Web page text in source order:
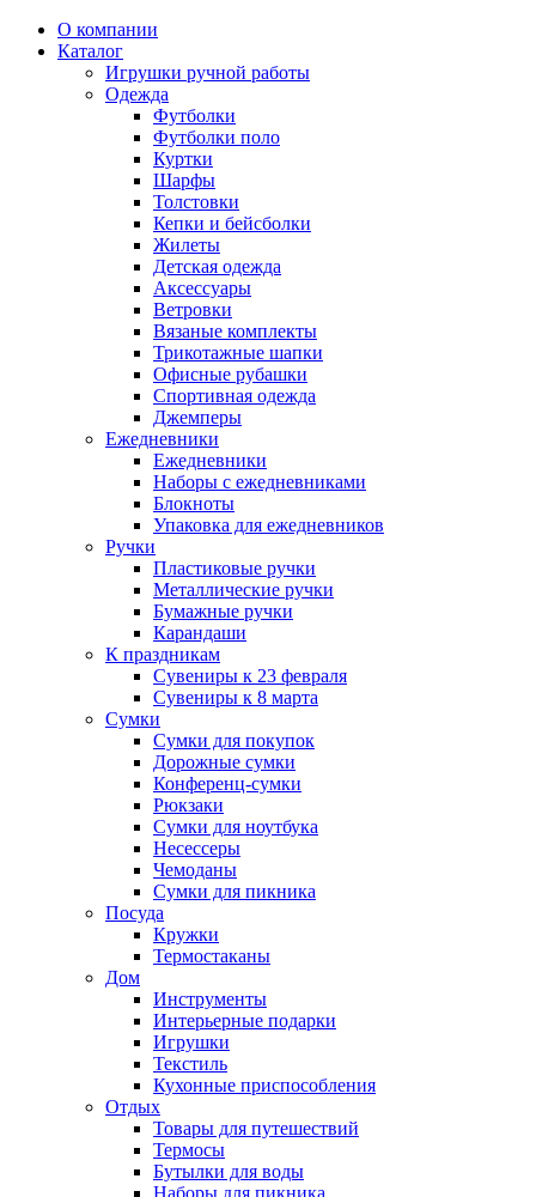
О компании
Каталог
Игрушки ручной работы
Одежда
Футболки
Футболки поло
Куртки
Шарфы
Толстовки
Кепки и бейсболки
Жилеты
Детская одежда
Аксессуары
Ветровки
Вязаные комплекты
Трикотажные шапки
Офисные рубашки
Спортивная одежда
Джемперы
Ежедневники
Ежедневники
Наборы с ежедневниками
Блокноты
Упаковка для ежедневников
Ручки
Пластиковые ручки
Металлические ручки
Бумажные ручки
Карандаши
К праздникам
Сувениры к 23 февраля
Сувениры к 8 марта
Сумки
Сумки для покупок
Дорожные сумки
Конференц-сумки
Рюкзаки
Сумки для ноутбука
Несессеры
Чемоданы
Сумки для пикника
Посуда
Кружки
Термостаканы
Дом
Инструменты
Интерьерные подарки
Игрушки
Текстиль
Кухонные приспособления
Отдых
Товары для путешествий
Термосы
Бутылки для воды
Наборы для пикника